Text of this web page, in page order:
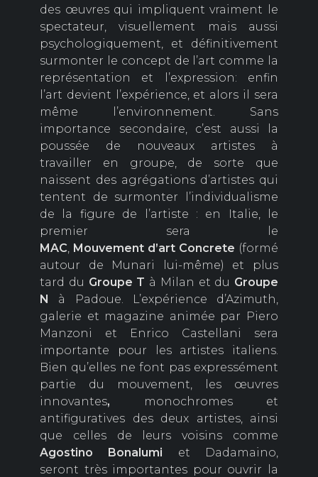
des œuvres qui impliquent vraiment le
spectateur, visuellement mais aussi
psychologiquement, et définitivement
surmonter le concept de l’art comme la
représentation et l’expression: enfin
l’art devient l’expérience, et alors il sera
même l’environnement. Sans
importance secondaire, c’est aussi la
poussée de nouveaux artistes à
travailler en groupe, de sorte que
naissent des agrégations d’artistes qui
tentent de surmonter l’individualisme
de la figure de l’artiste : en Italie, le
premier sera le
MAC Mouvement d’art Concrete (formé
autour de Munari lui-même) et plus
tard du Groupe T à Milan et du Groupe
N
à Padoue. L’expérience d’Azimuth,
galerie et magazine animée par Piero
Manzoni et Enrico Castellani sera
importante pour les artistes italiens.
Bien qu’elles ne font pas expressément
partie du mouvement, les œuvres
innovantes, monochromes et
antifiguratives des deux artistes, ainsi
que celles de leurs voisins comme
Agostino Bonalumi et Dadamaino,
seront très importantes pour ouvrir la